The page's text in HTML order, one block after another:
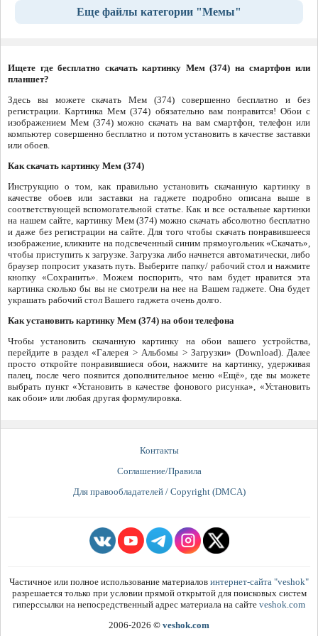
Еще файлы категории "Мемы"
Ищете где бесплатно скачать картинку Мем (374) на смартфон или
планшет?
Здесь вы можете скачать Мем (374) совершенно бесплатно и без
регистрации. Картинка Мем (374) обязательно вам понравится! Обои с
изображением Мем (374) можно скачать на вам смартфон, телефон или
компьютер совершенно бесплатно и потом установить в качестве заставки
или обоев.
Как скачать картинку Мем (374)
Инструкцию о том, как правильно установить скачанную картинку в
качестве обоев или заставки на гаджете подробно описана выше в
соответствующей вспомогательной статье. Как и все остальные картинки
на нашем сайте, картинку Мем (374) можно скачать абсолютно бесплатно
и даже без регистрации на сайте. Для того чтобы скачать понравившееся
изображение, кликните на подсвеченный синим прямоугольник «Скачать»,
чтобы приступить к загрузке. Загрузка либо начнется автоматически, либо
браузер попросит указать путь. Выберите папку/ рабочий стол и нажмите
кнопку «Сохранить». Можем поспорить, что вам будет нравится эта
картинка сколько бы вы не смотрели на нее на Вашем гаджете. Она будет
украшать рабочий стол Вашего гаджета очень долго.
Как установить картинку Мем (374) на обои телефона
Чтобы установить скачанную картинку на обои вашего устройства,
перейдите в раздел «Галерея > Альбомы > Загрузки» (Download). Далее
просто откройте понравившиеся обои, нажмите на картинку, удерживая
палец, после чего появится дополнительное меню «Ещё», где вы можете
выбрать пункт «Установить в качестве фонового рисунка», «Установить
как обои» или любая другая формулировка.
Контакты
Соглашение/Правила
Для правообладателей / Copyright (DMCA)
Частичное или полное использование материалов интернет-сайта "veshok"
разрешается только при условии прямой открытой для поисковых систем
гиперссылки на непосредственный адрес материала на сайте veshok.com
2006-2026 © veshok.com